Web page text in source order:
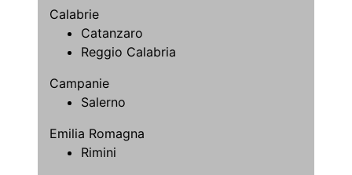
Calabrie
Catanzaro
Reggio Calabria
Campanie
Salerno
Emilia Romagna
Rimini